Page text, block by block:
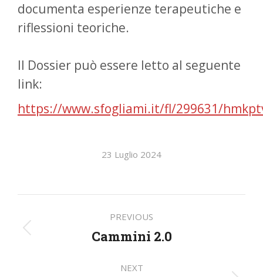
documenta esperienze terapeutiche e
riflessioni teoriche.
Il Dossier può essere letto al seguente
link:
https://www.sfogliami.it/fl/299631/
23 Luglio 2024
navigation
PREVIOUS
Previous
Cammini 2.0
NEXT